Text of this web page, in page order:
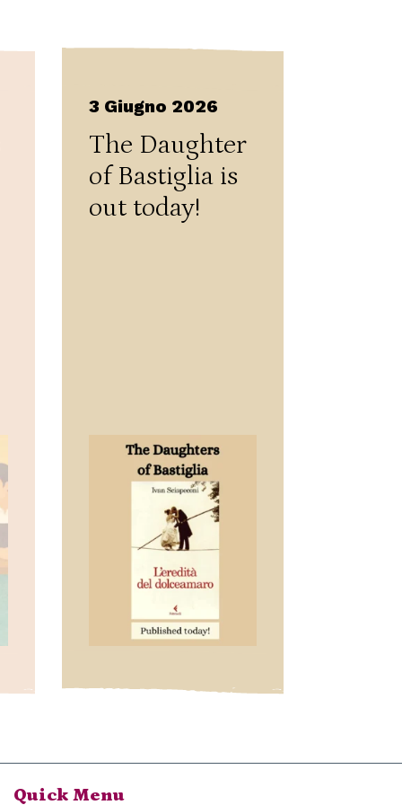
3 Giugno 2026
The Daughter
of Bastiglia is
out today!
Quick Menu